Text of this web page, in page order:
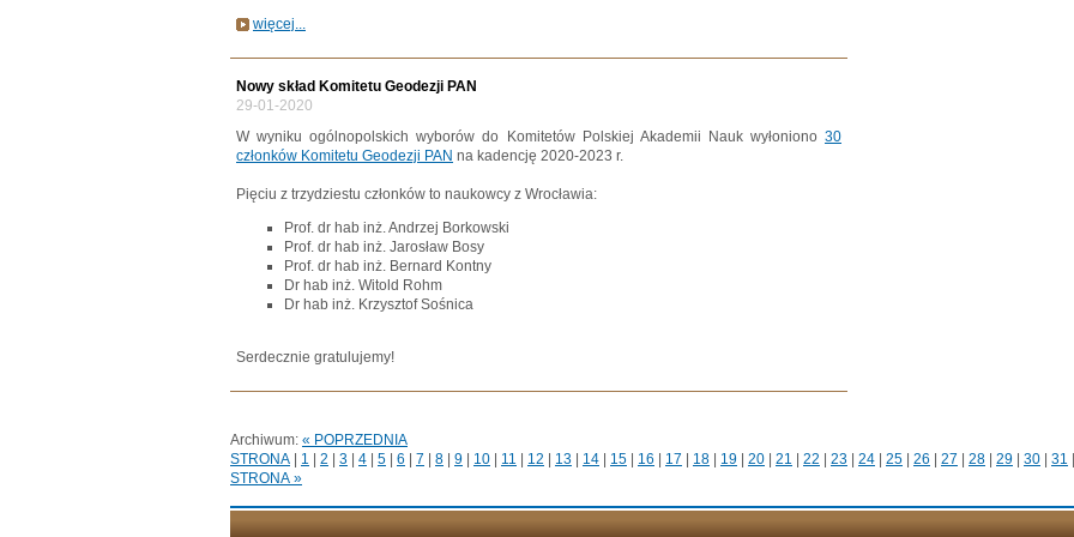
więcej...
Nowy skład Komitetu Geodezji PAN
29-01-2020
W wyniku ogólnopolskich wyborów do Komitetów Polskiej Akademii Nauk wyłoniono 30
członków Komitetu Geodezji PAN na kadencję 2020-2023 r.
Pięciu z trzydziestu członków to naukowcy z Wrocławia:
Prof. dr hab inż. Andrzej Borkowski
Prof. dr hab inż. Jarosław Bosy
Prof. dr hab inż. Bernard Kontny
Dr hab inż. Witold Rohm
Dr hab inż. Krzysztof Sośnica
Serdecznie gratulujemy!
Archiwum: « POPRZEDNIA
STRONA | 1 | 2 | 3 | 4 | 5 | 6 | 7 | 8 | 9 | 10 | 11 | 12 | 13 | 14 | 15 | 16 | 17 | 18 | 19 | 20 | 21 | 22 | 23 | 24 | 25 | 26 | 27 | 28 | 29 | 30 | 31 |
STRONA »